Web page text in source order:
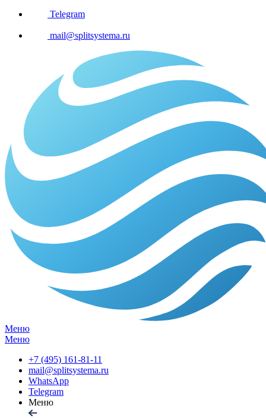
Telegram
mail@splitsystema.ru
Меню
Меню
+7 (495) 161-81-11
mail@splitsystema.ru
WhatsApp
Telegram
Меню